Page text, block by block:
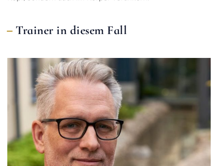
Trainer in diesem Fall